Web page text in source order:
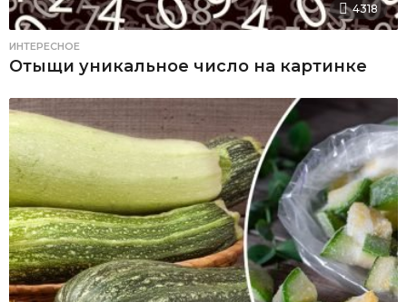
4318
ИНТЕРЕСНОЕ
Отыщи уникальное число на картинке